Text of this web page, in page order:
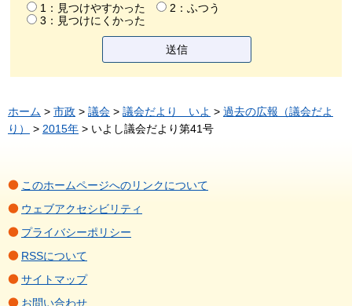
1：見つけやすかった
2：ふつう
3：見つけにくかった
ホーム > 市政 > 議会 > 議会だより いよ > 過去の広報（議会だよ
り）
> 2015年 > いよし議会だより第41号
このホームページへのリンクについて
ウェブアクセシビリティ
プライバシーポリシー
RSSについて
サイトマップ
お問い合わせ